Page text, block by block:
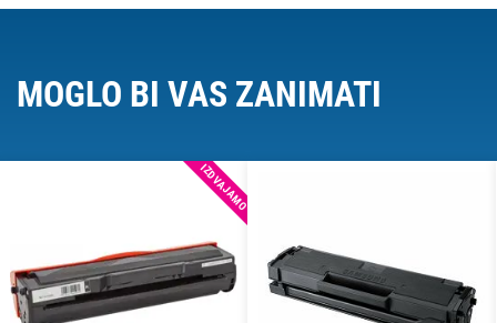
MOGLO BI VAS ZANIMATI
IZDVAJAMO